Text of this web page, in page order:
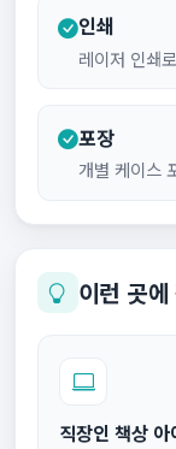
인쇄
레이저 인쇄
포장
개별 케이스
이런 곳
직장인 책상 아